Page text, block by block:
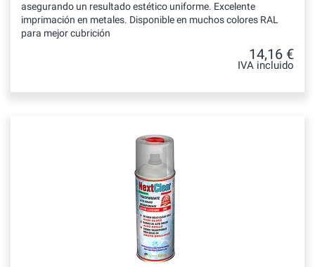
asegurando un resultado estético uniforme. Excelente
imprimación en metales. Disponible en muchos colores RAL
para mejor cubrición
14,16 €
IVA incluido